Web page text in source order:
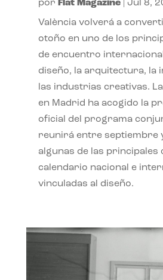
por Flat Magazine| Jul 8,
València volverá a
otoño en uno de los
de encuentro
diseño, la arquitectura, la
las industrias creativas. La
en Madrid ha acogido la
oficial del programa
reunirá entre septiembre
algunas de las principales
calendario nacional e
vinculadas al diseño.